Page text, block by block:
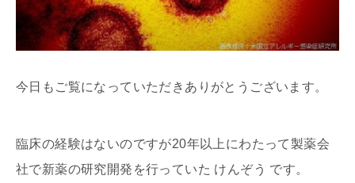
今日もご覧になっていただきありがとうございます。
臨床の経験はないのですが20年以上にわたって製薬会
社で新薬の研究開発を行っていた けんぞう です。